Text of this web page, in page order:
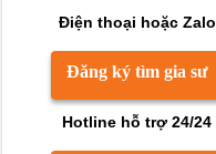
Điện thoại hoặc Zalo
Đăng ký tìm gia sư
Hotline hỗ trợ 24/24